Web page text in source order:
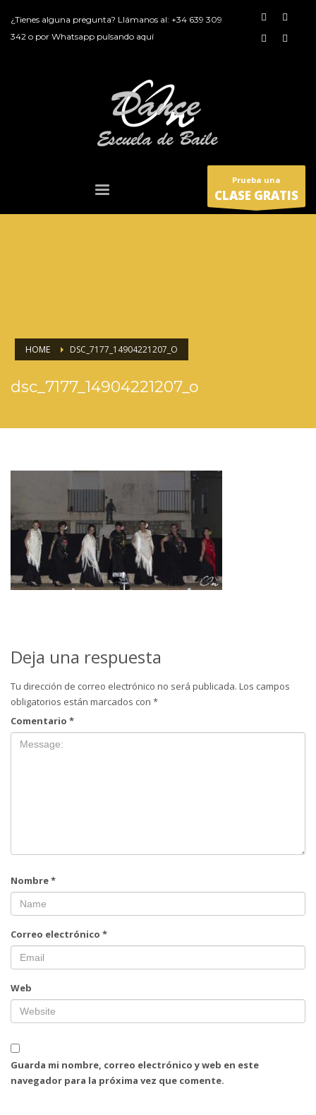
¿Tienes alguna pregunta? Llámanos al: +34 639 309
342 o por Whatsapp pulsando aquí
Prueba una
CLASE GRATIS
HOME DSC_7177_14904221207_O
dsc_7177_14904221207_o
Deja una respuesta
Tu dirección de correo electrónico no será publicada. Los campos
obligatorios están marcados con *
Comentario *
Nombre*
Correo electrónico *
Web
Guarda mi nombre, correo electrónico y web en este
navegador para la próxima vez que comente.